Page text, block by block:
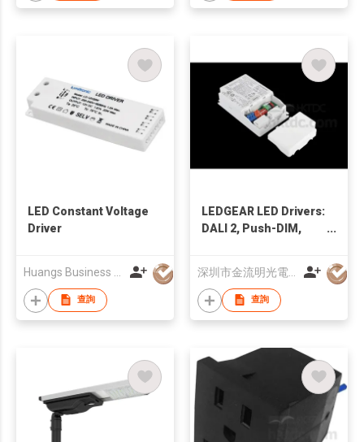
LED Constant Voltage
Driver
查詢
LEDGEAR LED Drivers:
DALI 2, Push-DIM,
ON/OFF
查詢